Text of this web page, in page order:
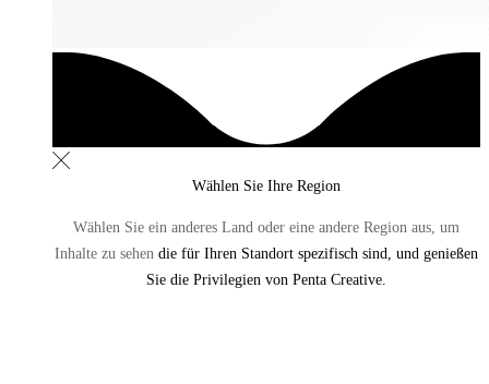
Wählen Sie Ihre Region
Wählen Sie ein anderes Land oder eine andere Region aus, um
Inhalte zu sehen die für Ihren Standort spezifisch sind, und genießen
Sie die Privilegien von Penta Creative.